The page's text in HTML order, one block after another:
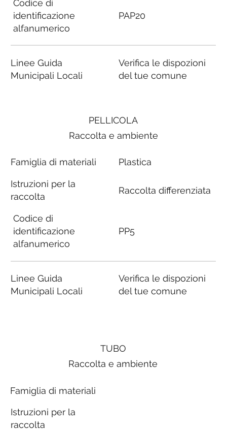
PELLICOLA
Raccolta e ambiente
Famiglia di materiali
Istruzioni per la
raccolta
Codice di
identificazione
alfanumerico
Linee Guida
Municipali Locali
Plastica
Raccolta differenziata
PP5
Verifica le dispozioni
del tue comune
Codice di
identificazione
alfanumerico
Linee Guida
Municipali Locali
PAP20
Verifica le dispozioni
del tue comune
TUBO
Raccolta e ambiente
Famiglia di materiali
Istruzioni per la
raccolta